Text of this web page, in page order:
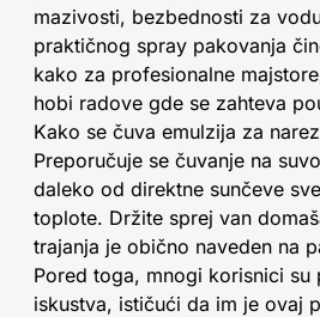
mazivosti, bezbednosti za
praktičnog spray pakovanja
kako za profesionalne
hobi radove gde se zahteva
Kako se čuva emulzija za
Preporučuje se čuvanje na
daleko od direktne sunčeve
toplote. Držite sprej van
trajanja je obično naveden na
Pored toga, mnogi korisnici su
iskustva, ističući da im je ovaj